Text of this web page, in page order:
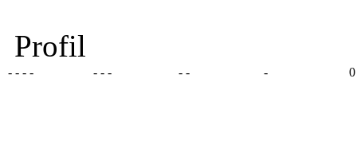
Profil
- - - - - - - - - - 0